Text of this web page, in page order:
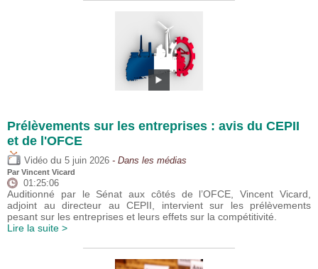
Prélèvements sur les entreprises : avis du CEPII
et de l'OFCE
Vidéo du 5 juin 2026 - Dans les médias
Par Vincent Vicard
01:25:06
Auditionné par le Sénat aux côtés de l’OFCE, Vincent Vicard,
adjoint au directeur au CEPII, intervient sur les prélèvements
pesant sur les entreprises et leurs effets sur la compétitivité.
Lire la suite >